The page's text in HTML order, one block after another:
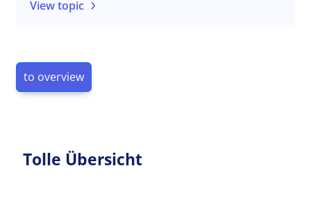
View topic
to overview
Tolle Übersicht